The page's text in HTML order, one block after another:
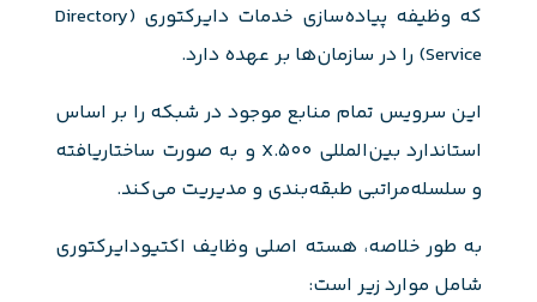
که وظیفه پیاده‌سازی خدمات دایرکتوری (Directory
Service) را در سازمان‌ها بر عهده دارد.
این سرویس تمام منابع موجود در شبکه را بر اساس
استاندارد بین‌المللی X.500 و به صورت ساختاریافته
و سلسله‌مراتبی طبقه‌بندی و مدیریت می‌کند.
به طور خلاصه، هسته اصلی وظایف اکتیودایرکتوری
شامل موارد زیر است: